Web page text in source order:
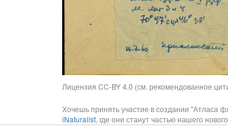
Лицензия CC-BY 4.0 (см. рекомендованное
Хочешь принять участие в создании "Атласа
iNaturalist, где они станут частью нашего